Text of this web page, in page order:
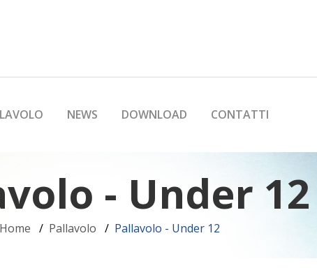
NEWS DOWNLOAD CONTATTI
- Under 12
Home Pallavolo Pallavolo - Under 12